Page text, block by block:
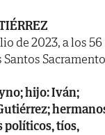
de 2023, a los 56
hijo: Iván;
políticos, tíos,